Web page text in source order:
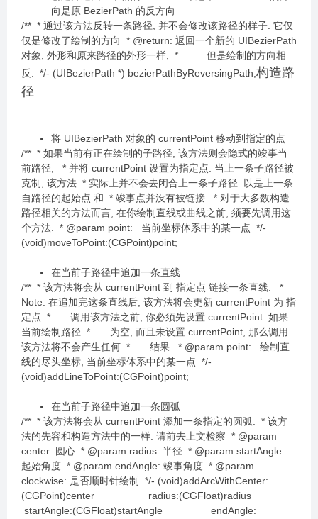
向是原 BezierPath 的反方向
/** * 通过该方法反转一条路径, 并不会修改该路径的样子. 它仅
仅是修改了绘制的方向 * @return: 返回一个新的 UIBezierPath
对象, 外形和原来路径的外形一样, * 但是绘制的方向相
反. */- (UIBezierPath *) bezierPathByReversingPath;构造路
径
将 UIBezierPath 对象的 currentPoint 移动到指定的点
/** * 如果当前有正在绘制的子路径, 该方法则会隐式的竣事当
前路径, * 并将 currentPoint 设置为指定点. 当上一条子路径被
克制, 该方法 * 实际上并不会去闭合上一条子路径. 以是上一条
自路径的起始点 和 * 竣事点并没有被链接. * 对于大多数构造
路径相关的方法而言, 在你绘制直线或曲线之前, 须要先调用这
个方法. * @param point: 当前坐标体系中的某一点 */-
(void)moveToPoint:(CGPoint)point;
在当前子路径中追加一条直线
/** * 该方法将会从 currentPoint 到 指定点 链接一条直线. *
Note: 在追加完这条直线后, 该方法将会更新 currentPoint 为 指
定点 * 调用该方法之前, 你必须先设置 currentPoint. 如果
当前绘制路径 * 为空, 而且未设置 currentPoint, 那么调用
该方法将不会产生任何 * 结果. * @param point: 绘制直
线的尽头坐标, 当前坐标体系中的某一点 */-
(void)addLineToPoint:(CGPoint)point;
在当前子路径中追加一条圆弧
/** * 该方法将会从 currentPoint 添加一条指定的圆弧. * 该方
法的先容和构造方法中的一样. 请前去上文检察 * @param
center: 圆心 * @param radius: 半径 * @param startAngle:
起始角度 * @param endAngle: 竣事角度 * @param
clockwise: 是否顺时针绘制 */- (void)addArcWithCenter:
(CGPoint)center radius:(CGFloat)radius
startAngle:(CGFloat)startAngle endAngle: